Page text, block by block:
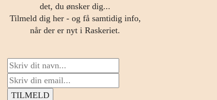
det, du ønsker dig...
Tilmeld dig her - og få samtidig info,
når der er nyt i Raskeriet.